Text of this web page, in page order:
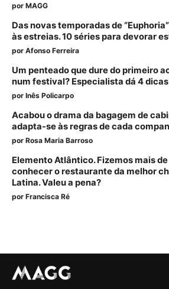
por MAGG
Das novas temporadas de
às estreias. 10 séries para devorar
por Afonso Ferreira
Um penteado que dure do primeiro
num festival? Especialista dá 4
por Inês Policarpo
Acabou o drama da bagagem de
adapta-se às regras de cada
por Rosa Maria Barroso
Elemento Atlântico. Fizemos mais
conhecer o restaurante da melhor
Latina. Valeu a pena?
por Francisca Ré